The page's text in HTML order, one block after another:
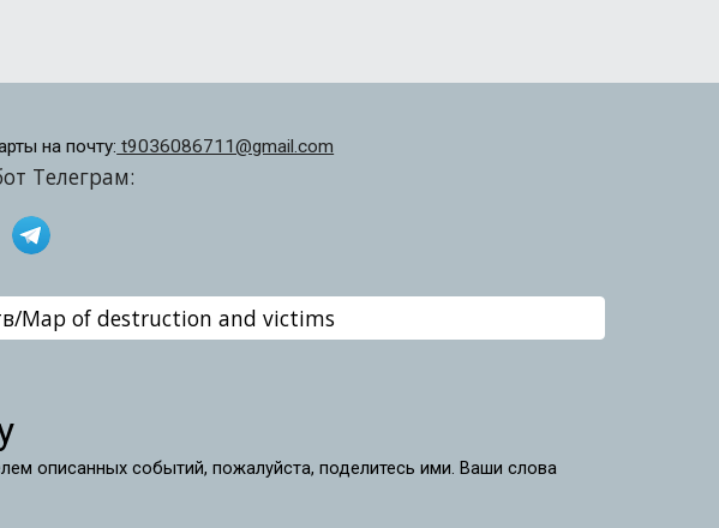
на почту: t9036086711@gmail.com
Телеграм:
Map of destruction and victims